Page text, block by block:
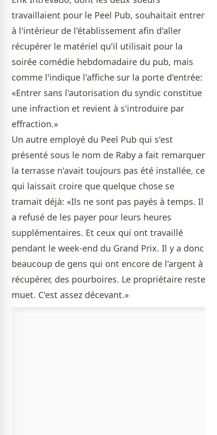
travaillaient pour le Peel Pub, souhaitait entrer
à l'intérieur de l'établissement afin d'aller
récupérer le matériel qu'il utilisait pour la
soirée comédie hebdomadaire du pub, mais
comme l'indique l'affiche sur la porte d'entrée:
«Entrer sans l'autorisation du syndic constitue
une infraction et revient à s'introduire par
effraction.»
Un autre employé du Peel Pub qui s'est
présenté sous le nom de Raby a fait remarquer
la terrasse n'avait toujours pas été installée, ce
qui laissait croire que quelque chose se
tramait déjà: «Ils ne sont pas payés à temps. Il
a refusé de les payer pour leurs heures
supplémentaires. Et ceux qui ont travaillé
pendant le week-end du Grand Prix. Il y a donc
beaucoup de gens qui ont encore de l'argent à
récupérer, des pourboires. Le propriétaire reste
muet. C'est assez décevant.»